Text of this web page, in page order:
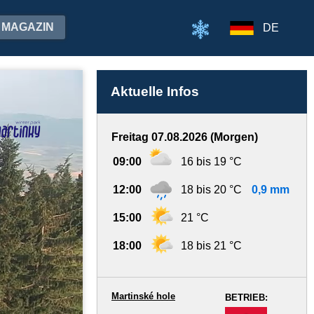
MAGAZIN DE
Aktuelle Infos
Freitag 07.08.2026 (Morgen)
09:00 16 bis 19 °C
12:00 18 bis 20 °C 0,9 mm
15:00 21 °C
18:00 18 bis 21 °C
BETRIEB:
Martinské hole